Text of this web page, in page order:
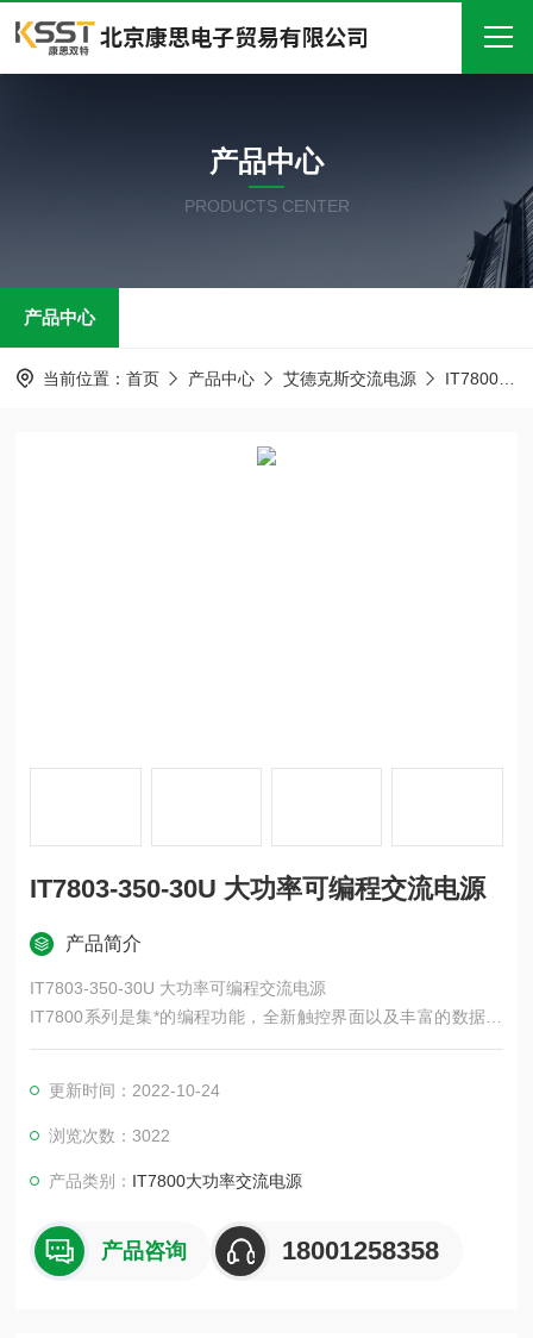
关于我们
产品中心
在线留言
产品中心
PRODUCTS CENTER
产品中心
当前位置： 首页 产品中心 艾德克斯交流电源 IT7800大功率交流电源
IT7803-350-30U 大功率可编程交流电源
产品简介
IT7803-350-30U 大功率可编程交流电源
IT7800系列是集*的编程功能，全新触控界面以及丰富的数据波
形分析能力于一体的全新一代大功率可编程交流电源/直流电源。
机，还可以提供高达960kVA的大容量交直流输出，为满足日益
增长的大功率应用提供紧凑高效的解决方案。
更新时间：2022-10-24
浏览次数：3022
产品类别： IT7800大功率交流电源
产品咨询 18001258358